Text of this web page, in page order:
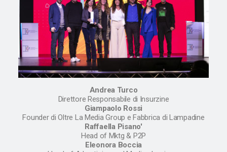
Andrea Turco
Direttore Responsabile di Insurzine
Giampaolo Rossi
Founder di Oltre La Media Group e Fabbrica di Lampadine
Raffaella Pisano'
Head of Mktg & P2P
Eleonora Boccia